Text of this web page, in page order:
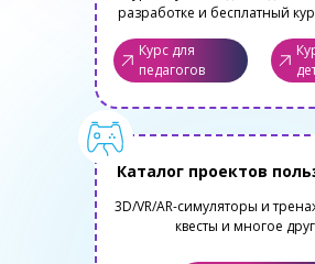
Курс для
педагогов
разработке и бесплатный
3D/VR/AR-симуляторы и
квесты и многое
Каталог проектов